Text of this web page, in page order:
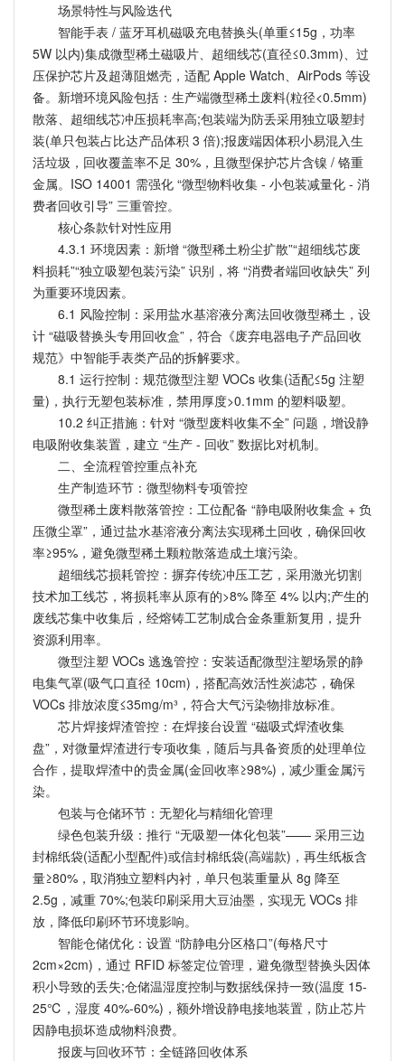
场景特性与风险迭代
智能手表 / 蓝牙耳机磁吸充电替换头(单重≤15g，功率
5W 以内)集成微型稀土磁吸片、超细线芯(直径≤0.3mm)、过
压保护芯片及超薄阻燃壳，适配 Apple Watch、AirPods 等设
备。新增环境风险包括：生产端微型稀土废料(粒径<0.5mm)
散落、超细线芯冲压损耗率高;包装端为防丢采用独立吸塑封
装(单只包装占比达产品体积 3 倍);报废端因体积小易混入生
活垃圾，回收覆盖率不足 30%，且微型保护芯片含镍 / 铬重
金属。ISO 14001 需强化 “微型物料收集 - 小包装减量化 - 消
费者回收引导” 三重管控。
核心条款针对性应用
4.3.1 环境因素：新增 “微型稀土粉尘扩散”“超细线芯废
料损耗”“独立吸塑包装污染” 识别，将 “消费者端回收缺失” 列
为重要环境因素。
6.1 风险控制：采用盐水基溶液分离法回收微型稀土，设
计 “磁吸替换头专用回收盒”，符合《废弃电器电子产品回收
规范》中智能手表类产品的拆解要求。
8.1 运行控制：规范微型注塑 VOCs 收集(适配≤5g 注塑
量)，执行无塑包装标准，禁用厚度>0.1mm 的塑料吸塑。
10.2 纠正措施：针对 “微型废料收集不全” 问题，增设静
电吸附收集装置，建立 “生产 - 回收” 数据比对机制。
二、全流程管控重点补充
生产制造环节：微型物料专项管控
微型稀土废料散落管控：工位配备 “静电吸附收集盒 + 负
压微尘罩”，通过盐水基溶液分离法实现稀土回收，确保回收
率≥95%，避免微型稀土颗粒散落造成土壤污染。
超细线芯损耗管控：摒弃传统冲压工艺，采用激光切割
技术加工线芯，将损耗率从原有的>8% 降至 4% 以内;产生的
废线芯集中收集后，经熔铸工艺制成合金条重新复用，提升
资源利用率。
微型注塑 VOCs 逃逸管控：安装适配微型注塑场景的静
电集气罩(吸气口直径 10cm)，搭配高效活性炭滤芯，确保
VOCs 排放浓度≤35mg/m³，符合大气污染物排放标准。
芯片焊接焊渣管控：在焊接台设置 “磁吸式焊渣收集
盘”，对微量焊渣进行专项收集，随后与具备资质的处理单位
合作，提取焊渣中的贵金属(金回收率≥98%)，减少重金属污
染。
包装与仓储环节：无塑化与精细化管理
绿色包装升级：推行 “无吸塑一体化包装”—— 采用三边
封棉纸袋(适配小型配件)或信封棉纸袋(高端款)，再生纸板含
量≥80%，取消独立塑料内衬，单只包装重量从 8g 降至
2.5g，减重 70%;包装印刷采用大豆油墨，实现无 VOCs 排
放，降低印刷环节环境影响。
智能仓储优化：设置 “防静电分区格口”(每格尺寸
2cm×2cm)，通过 RFID 标签定位管理，避免微型替换头因体
积小导致的丢失;仓储温湿度控制与数据线保持一致(温度 15-
25℃，湿度 40%-60%)，额外增设静电接地装置，防止芯片
因静电损坏造成物料浪费。
报废与回收环节：全链路回收体系